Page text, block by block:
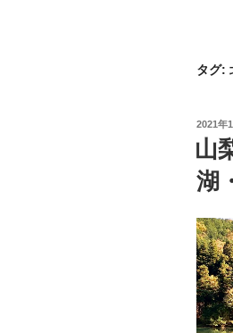
タグ:
投
稿
2021年
山
湖